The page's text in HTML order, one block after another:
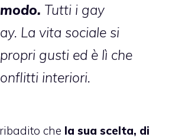
Tutti i gay
La vita sociale si
gusti ed è lì che
interiori.
che la sua scelta, di